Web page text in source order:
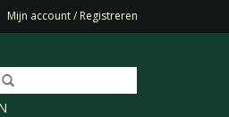
Mijn account / Registreren